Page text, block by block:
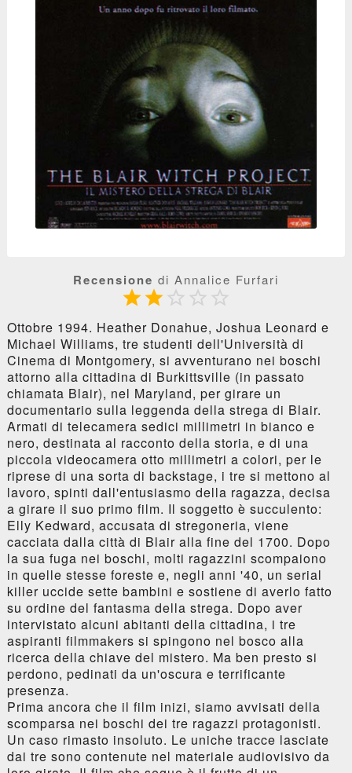
Recensione di Annalice Furfari
   
Ottobre 1994. Heather Donahue, Joshua Leonard e
Michael Williams, tre studenti dell'Università di
Cinema di Montgomery, si avventurano nei boschi
attorno alla cittadina di Burkittsville (in passato
chiamata Blair), nel Maryland, per girare un
documentario sulla leggenda della strega di Blair.
Armati di telecamera sedici millimetri in bianco e
nero, destinata al racconto della storia, e di una
piccola videocamera otto millimetri a colori, per le
riprese di una sorta di backstage, i tre si mettono al
lavoro, spinti dall'entusiasmo della ragazza, decisa
a girare il suo primo film. Il soggetto è succulento:
Elly Kedward, accusata di stregoneria, viene
cacciata dalla città di Blair alla fine del 1700. Dopo
la sua fuga nei boschi, molti ragazzini scompaiono
in quelle stesse foreste e, negli anni '40, un serial
killer uccide sette bambini e sostiene di averlo fatto
su ordine del fantasma della strega. Dopo aver
intervistato alcuni abitanti della cittadina, i tre
aspiranti filmmakers si spingono nel bosco alla
ricerca della chiave del mistero. Ma ben presto si
perdono, pedinati da un'oscura e terrificante
presenza.
Prima ancora che il film inizi, siamo avvisati della
scomparsa nei boschi dei tre ragazzi protagonisti.
Un caso rimasto insoluto. Le uniche tracce lasciate
dai tre sono contenute nel materiale audiovisivo da